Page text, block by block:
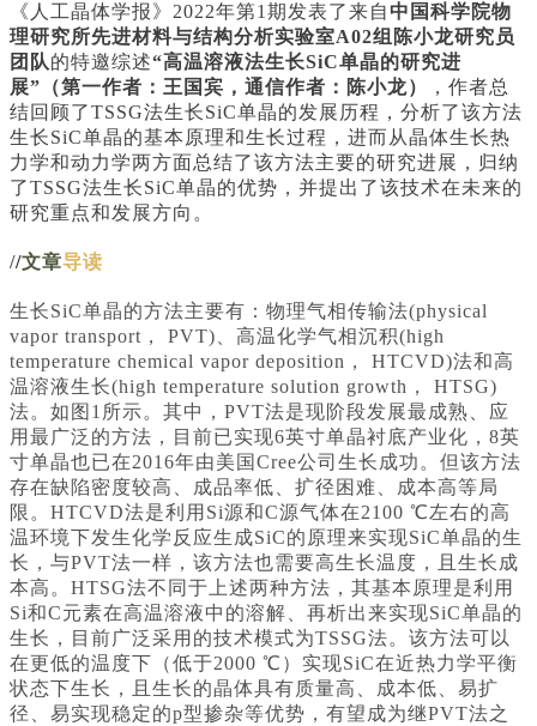
《人工晶体学报》2022年第1期发表了来自 中国科学院物
理研究所先进材料与结构分析实验室A02组陈小龙研究员
团队的特邀综述“高温溶液法生长SiC单晶的研究进
展”（第一作者：王国宾，通信作者：陈小龙）
，作者总
结回顾了TSSG法生长SiC单晶的发展历程，分析了该方法
生长SiC单晶的基本原理和生长过程，进而从晶体生长热
力学和动力学两方面总结了该方法主要的研究进展，归纳
了TSSG法生长SiC单晶的优势，并提出了该技术在未来的
研究重点和发展方向。
//文章导读
生长SiC单晶的方法主要有：物理气相传输法(physical
vapor transport， PVT)、高温化学气相沉积(high
temperature chemical vapor deposition， HTCVD)法和高
温溶液生长(high temperature solution growth， HTSG)
法。如图1所示。其中，PVT法是现阶段发展最成熟、应
用最广泛的方法，目前已实现6英寸单晶衬底产业化，8英
寸单晶也已在2016年由美国Cree公司生长成功。但该方法
存在缺陷密度较高、成品率低、扩径困难、成本高等局
限。HTCVD法是利用Si源和C源气体在2100 ℃左右的高
温环境下发生化学反应生成SiC的原理来实现SiC单晶的生
长，与PVT法一样，该方法也需要高生长温度，且生长成
本高。HTSG法不同于上述两种方法，其基本原理是利用
Si和C元素在高温溶液中的溶解、再析出来实现SiC单晶的
生长，目前广泛采用的技术模式为TSSG法。该方法可以
在更低的温度下（低于2000 ℃）实现SiC在近热力学平衡
状态下生长，且生长的晶体具有质量高、成本低、易扩
径、易实现稳定的p型掺杂等优势，有望成为继PVT法之